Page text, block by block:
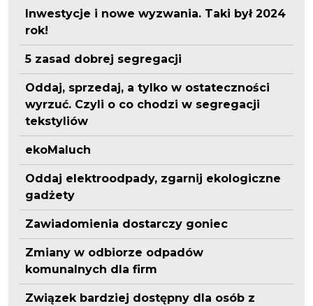
Inwestycje i nowe wyzwania. Taki był 2024
rok!
5 zasad dobrej segregacji
Oddaj, sprzedaj, a tylko w ostateczności
wyrzuć. Czyli o co chodzi w segregacji
tekstyliów
ekoMaluch
Oddaj elektroodpady, zgarnij ekologiczne
gadżety
Zawiadomienia dostarczy goniec
Zmiany w odbiorze odpadów
komunalnych dla firm
Związek bardziej dostępny dla osób z